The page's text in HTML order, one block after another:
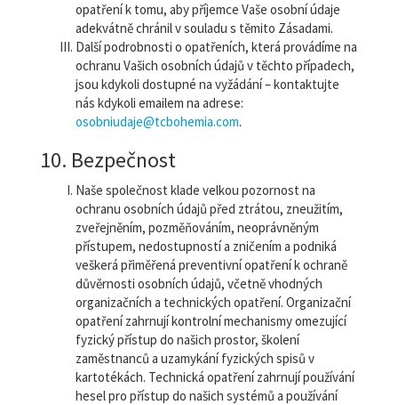
opatření k tomu, aby příjemce Vaše osobní údaje
adekvátně chránil v souladu s těmito Zásadami.
Další podrobnosti o opatřeních, která provádíme na
ochranu Vašich osobních údajů v těchto případech,
jsou kdykoli dostupné na vyžádání – kontaktujte
nás kdykoli emailem na adrese:
osobniudaje@tcbohemia.com.
10. Bezpečnost
Naše společnost klade velkou pozornost na
ochranu osobních údajů před ztrátou, zneužitím,
zveřejněním, pozměňováním, neoprávněným
přístupem, nedostupností a zničením a podniká
veškerá přiměřená preventivní opatření k ochraně
důvěrnosti osobních údajů, včetně vhodných
organizačních a technických opatření. Organizační
opatření zahrnují kontrolní mechanismy omezující
fyzický přístup do našich prostor, školení
zaměstnanců a uzamykání fyzických spisů v
kartotékách. Technická opatření zahrnují používání
hesel pro přístup do našich systémů a používání